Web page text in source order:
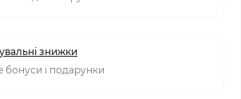
знижки
бонуси і подарунки